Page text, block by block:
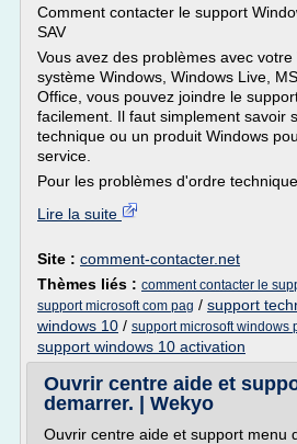
Comment contacter le support
SAV
Vous avez des problèmes avec
système Windows, Windows Live,
Office, vous pouvez joindre le
facilement. Il faut simplement savoir
technique ou un produit Windows
service.
Pour les problèmes d'ordre
Lire la suite
Site : comment-contacter.net
Thèmes liés : comment contacter le
support microsoft com pag / support
windows 10 / support microsoft windows
support windows 10 activation
Ouvrir centre aide et
demarrer. | Wekyo
Ouvrir centre aide et support menu